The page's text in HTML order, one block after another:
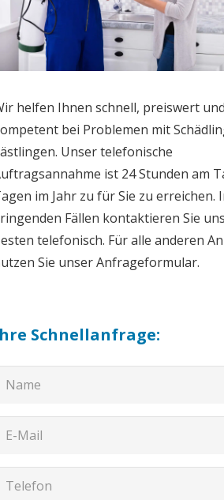
helfen Ihnen schnell, preiswert und
bei Problemen mit Schädlingen und
Unser telefonische
ist 24 Stunden am
im Jahr zu für Sie zu erreichen. In
Fällen kontaktieren Sie
telefonisch. Für alle anderen
nutzen Sie unser Anfrageformular.
Ihre Schnellanfrage: